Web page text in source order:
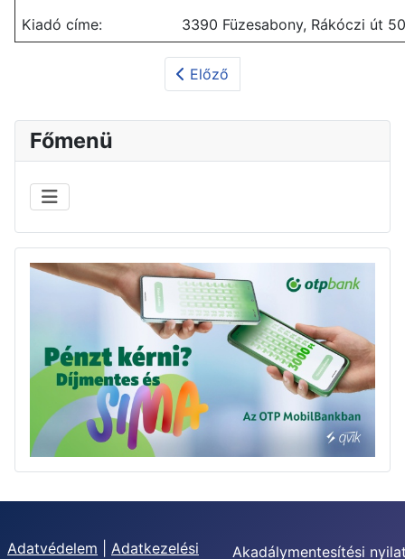
Főmenü
Kiadó címe:
3390 Füzesabony, Rákóczi út
Előző
Adatvédelem Adatkezelési Akadálymentesítési